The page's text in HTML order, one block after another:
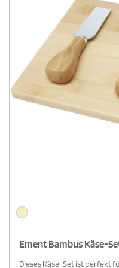
Ement Bambus Käse-
Dieses Käse-Set ist perfekt